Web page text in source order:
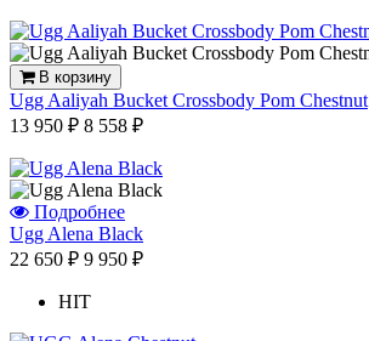
В корзину
Ugg Aaliyah Bucket Crossbody Pom Chestnut
13 950 ₽ 8 558 ₽
Подробнее
Ugg Alena Black
22 650 ₽ 9 950 ₽
HIT